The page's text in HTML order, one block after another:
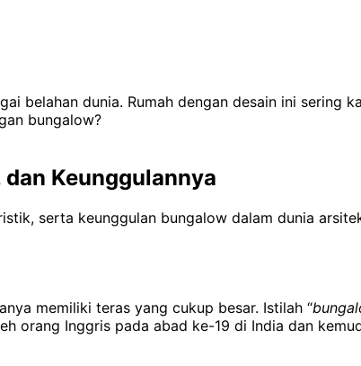
belahan dunia. Rumah dengan desain ini sering
bungalow?
Keunggulannya
serta keunggulan bungalow dalam dunia
memiliki teras yang cukup besar. Istilah “
orang Inggris pada abad ke-19 di India dan